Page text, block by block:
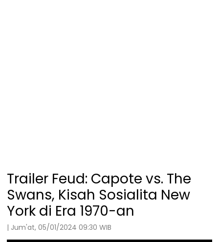
Trailer Feud: Capote vs. The
Swans, Kisah Sosialita New
York di Era 1970-an
| Jum'at, 05/01/2024 09:30 WIB